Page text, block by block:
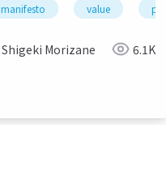
manifesto value
Shigeki Morizane 6.1K